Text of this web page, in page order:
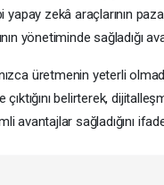
zekâ araçlarının
yönetiminde sağladığı
üretmenin yeterli
belirterek,
avantajlar sağladığını